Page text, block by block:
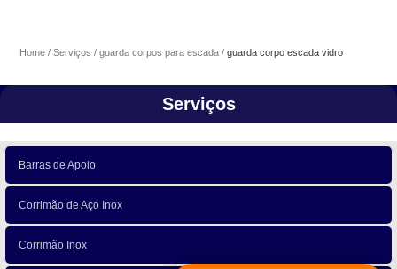
Home Serviços guarda corpos para escada guarda corpo escada vidro
Serviços
Barras de Apoio
Corrimão de Aço Inox
Corrimão Inox